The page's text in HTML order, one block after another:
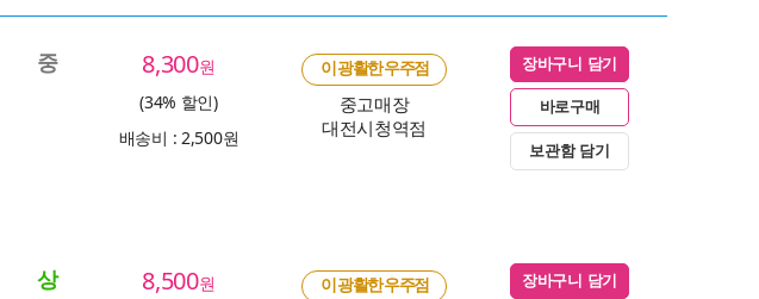
중 8,300원
(34% 할인)
배송비 : 2,500원
이 광활한 우주점
중고매장
대전시청역점
장바구니 담기
바로구매
보관함 담기
상 8,500원
이 광활한 우주점 장바구니 담기